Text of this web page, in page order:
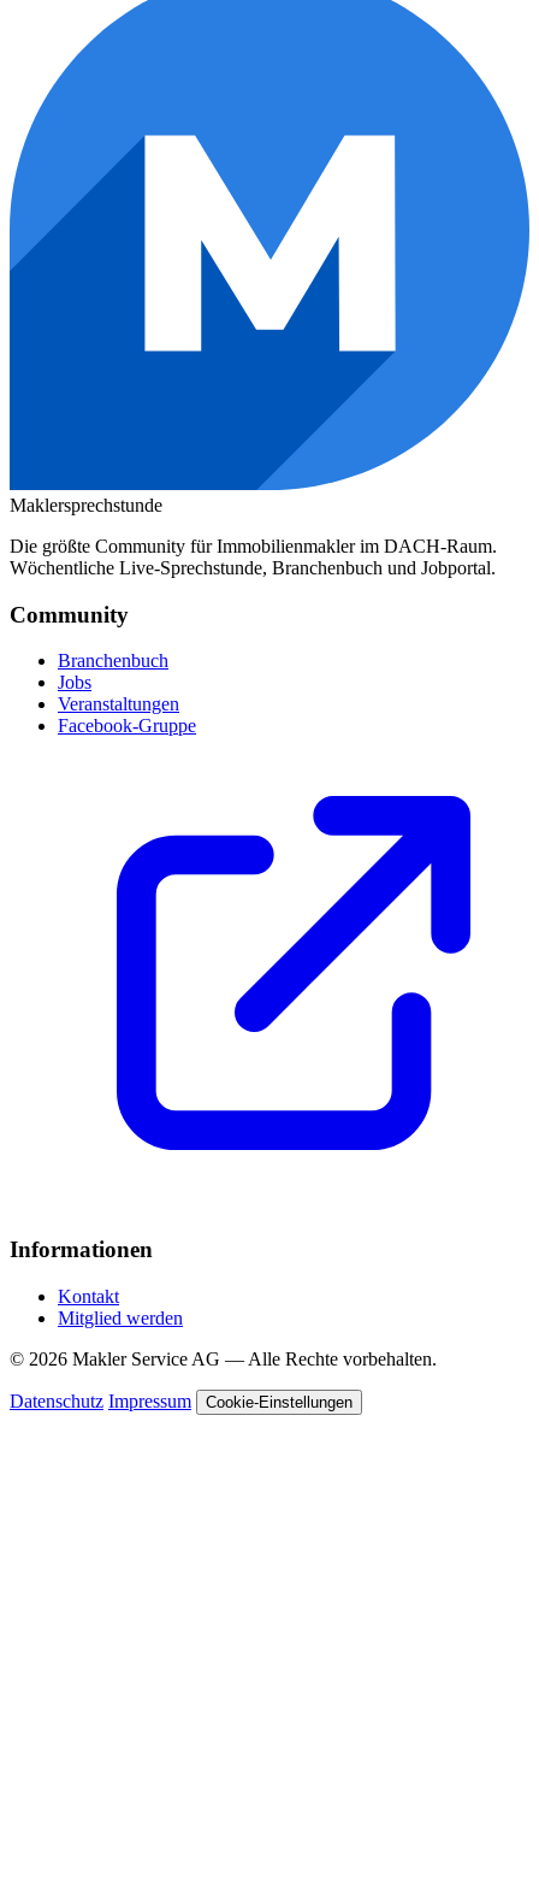
Maklersprechstunde
Die größte Community für Immobilienmakler im DACH-Raum.
Wöchentliche Live-Sprechstunde, Branchenbuch und Jobportal.
Community
Branchenbuch
Jobs
Veranstaltungen
Facebook-Gruppe
Informationen
Kontakt
Mitglied werden
© 2026 Makler Service AG — Alle Rechte vorbehalten.
Datenschutz Impressum Cookie-Einstellungen